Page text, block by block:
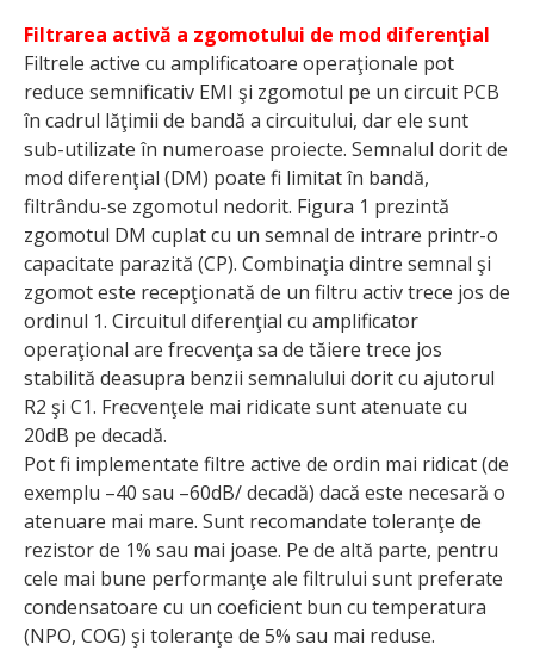
Filtrarea activă a zgomotului de mod diferenţial
Filtrele active cu amplificatoare operaţionale pot
reduce semnificativ EMI şi zgomotul pe un circuit PCB
în cadrul lăţimii de bandă a circuitului, dar ele sunt
sub-utilizate în numeroase proiecte. Semnalul dorit de
mod diferenţial (DM) poate fi limitat în bandă,
filtrându-se zgomotul nedorit. Figura 1 prezintă
zgomotul DM cuplat cu un semnal de intrare printr-o
capacitate parazită (CP). Combinaţia dintre semnal şi
zgomot este recepţionată de un filtru activ trece jos de
ordinul 1. Circuitul diferenţial cu amplificator
operaţional are frecvenţa sa de tăiere trece jos
stabilită deasupra benzii semnalului dorit cu ajutorul
R2 şi C1. Frecvenţele mai ridicate sunt atenuate cu
20dB pe decadă.
Pot fi implementate filtre active de ordin mai ridicat (de
exemplu –40 sau –60dB/ decadă) dacă este necesară o
atenuare mai mare. Sunt recomandate toleranţe de
rezistor de 1% sau mai joase. Pe de altă parte, pentru
cele mai bune performanţe ale filtrului sunt preferate
condensatoare cu un coeficient bun cu temperatura
(NPO, COG) şi toleranţe de 5% sau mai reduse.